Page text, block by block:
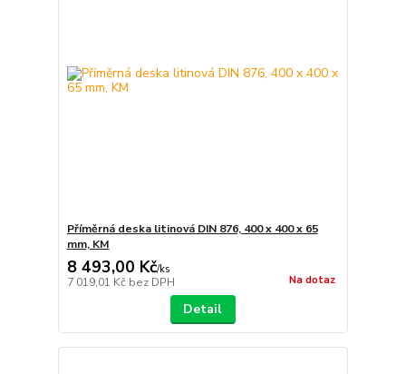
Příměrná deska litinová DIN 876, 400 x 400 x 65
mm, KM
8 493,00 Kč/ks
7 019,01 Kč bez DPH Na dotaz
Detail